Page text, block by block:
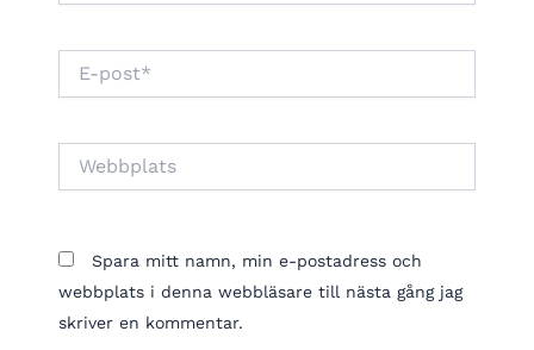
post*
Spara mitt namn, min e-postadress och
webbplats i denna webbläsare till nästa gång jag
skriver en kommentar.